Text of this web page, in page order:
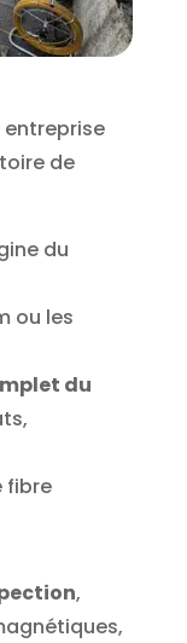
entreprise
de
du
ou les
du
fibre
,